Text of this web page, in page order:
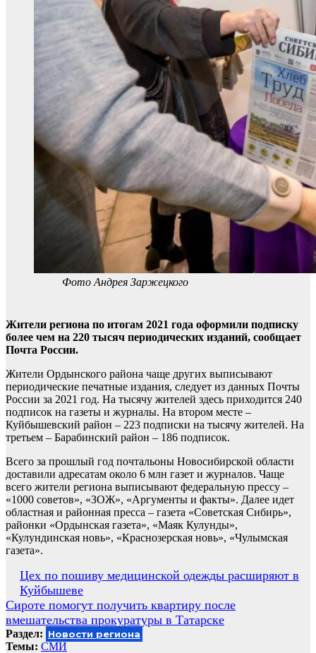
Фото Андрея Заржецкого
Жители региона по итогам 2021 года оформили подписку
более чем на 220 тысяч периодических изданий, сообщает
Почта России.
Жители Ордынского района чаще других выписывают
периодические печатные издания, следует из данных Почты
России за 2021 год. На тысячу жителей здесь приходится 240
подписок на газеты и журналы. На втором месте –
Куйбышевский район – 223 подписки на тысячу жителей. На
третьем – Барабинский район – 186 подписок.
Всего за прошлый год почтальоны Новосибирской области
доставили адресатам около 6 млн газет и журналов. Чаще
всего жители региона выписывают федеральную прессу –
«1000 советов», «ЗОЖ», «Аргументы и факты». Далее идет
областная и районная пресса – газета «Советская Сибирь»,
районки «Ордынская газета», «Маяк Кулунды»,
«Кулундинская новь», «Краснозерская новь», «Чулымская
газета».
Навигация
по
записям
Цех по пошиву медицинской одежды расширяют в
Куйбышеве
Сироте помогут получить квартиру после
вмешательства прокуратуры в Татарске
Раздел: Новости региона
Темы: СМИ